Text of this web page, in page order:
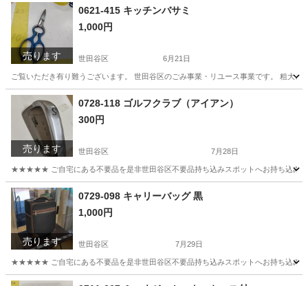
売ります
0621-415 キッチンバサミ
1,000円
世田谷区 6月21日
ご覧いただき有り難うございます。 世⽥⾕区のごみ事業・リユース事業です。 粗
東京 世田谷区 リユース
売ります
0728-118 ゴルフクラブ（アイアン）
300円
世田谷区 7月28日
★★★★★ ご自宅にある不要品を是非世田谷区不要品持ち込みスポットへお持ち込みし
東京 世田谷区 ゴルフクラブ
売ります
0729-098 キャリーバッグ 黒
1,000円
世田谷区 7月29日
★★★★★ ご自宅にある不要品を是非世田谷区不要品持ち込みスポットへお持ち込みし
東京 世田谷区 キャリーバッグ